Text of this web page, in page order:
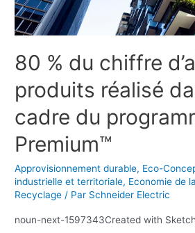
80 % du chiffre
produits réalisé
cadre du
Premium™
Approvisionnement durable, Eco-
industrielle et territoriale, Economie de
Recyclage / Par Schneider Electric
noun-next-1597343Created with